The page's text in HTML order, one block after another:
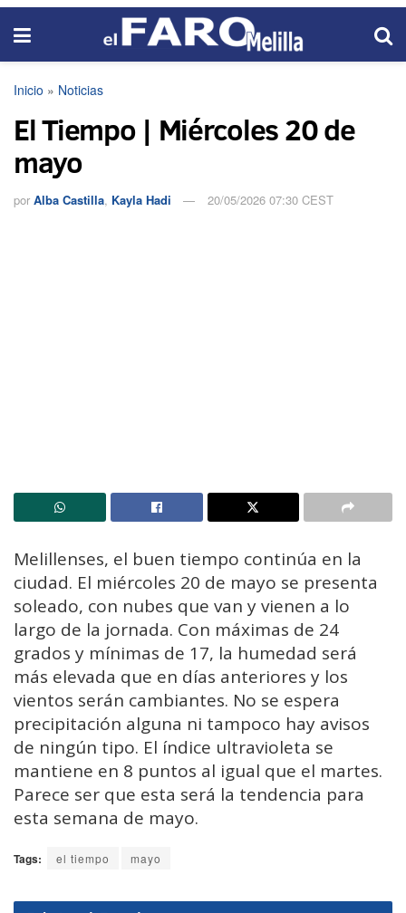
Inicio » Noticias
El Tiempo | Miércoles 20 de
mayo
por Alba Castilla, Kayla Hadi 20/05/2026 07:30 CEST
Melillenses, el buen tiempo continúa en la
ciudad. El miércoles 20 de mayo se presenta
soleado, con nubes que van y vienen a lo
largo de la jornada. Con máximas de 24
grados y mínimas de 17, la humedad será
más elevada que en días anteriores y los
vientos serán cambiantes. No se espera
precipitación alguna ni tampoco hay avisos
de ningún tipo. El índice ultravioleta se
mantiene en 8 puntos al igual que el martes.
Parece ser que esta será la tendencia para
esta semana de mayo.
Tags: el tiempo mayo